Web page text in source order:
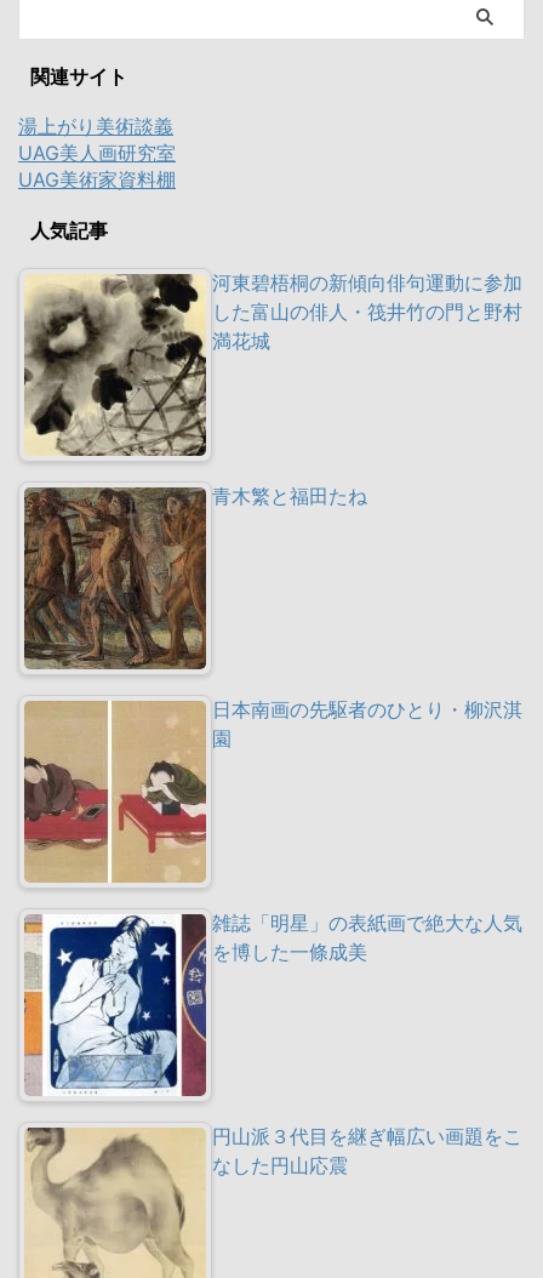
関連サイト
湯上がり美術談義
UAG美人画研究室
UAG美術家資料棚
人気記事
河東碧梧桐の新傾向俳句運動に参加
した富山の俳人・筏井竹の門と野村
満花城
青木繁と福田たね
日本南画の先駆者のひとり・柳沢淇
園
雑誌「明星」の表紙画で絶大な人気
を博した一條成美
円山派３代目を継ぎ幅広い画題をこ
なした円山応震